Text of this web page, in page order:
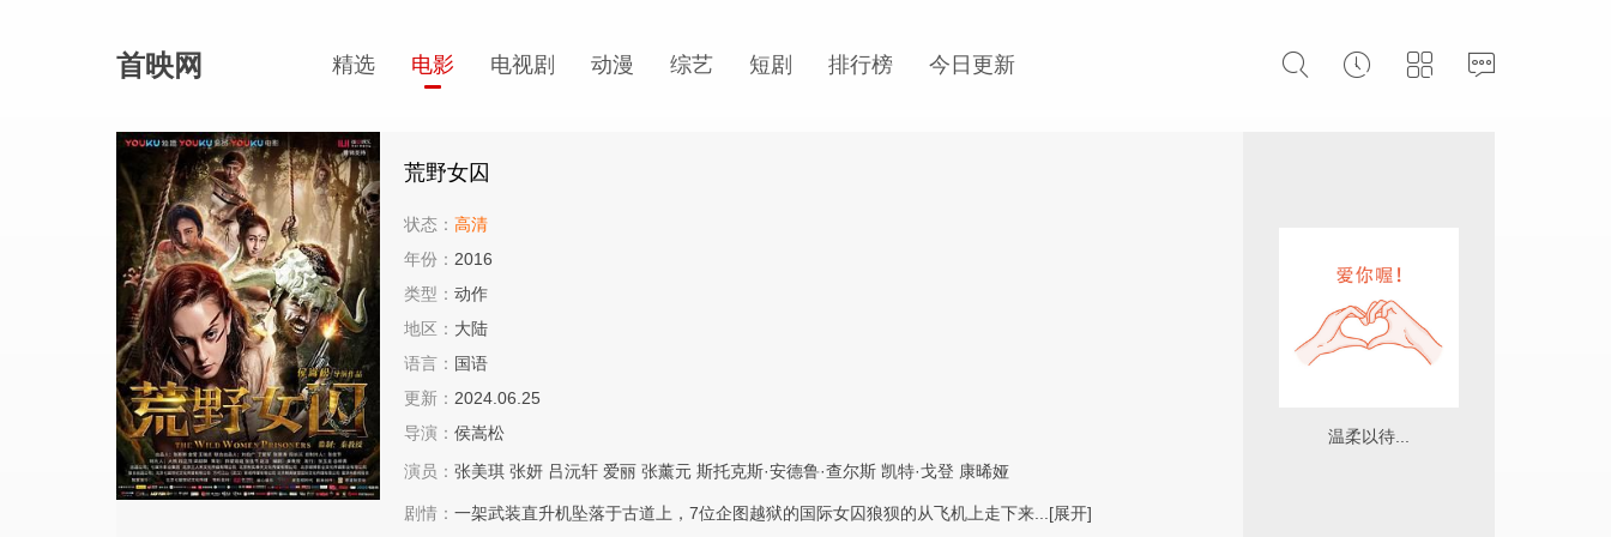
首映网 精选 电影 电视剧 动漫 综艺 短剧 排行榜 今日更新
荒野女囚
状态： 高清
年份： 2016
类型： 动作
地区： 大陆
语言： 国语
更新： 2024.06.25
导演： 侯嵩松
演员： 张美琪 张妍 吕沅轩 爱丽 张薰元 斯托克斯·安德鲁·查尔斯 凯特·戈登 康晞娅
剧情： 一架武装直升机坠落于古道上，7位企图越狱的国际女囚狼狈的从飞机上走下来... [展开]
温柔以待...